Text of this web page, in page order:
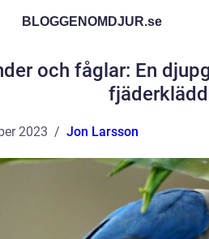
BLOGGENOMDJUR.se
och fåglar: En
2023 Jon Larsson